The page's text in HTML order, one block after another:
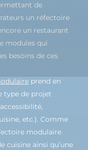
de
un réfectoire
un restaurant
modules qui
besoins de ces
prend en
type de projet
etc.). Comme
modulaire
cuisine ainsi qu’une